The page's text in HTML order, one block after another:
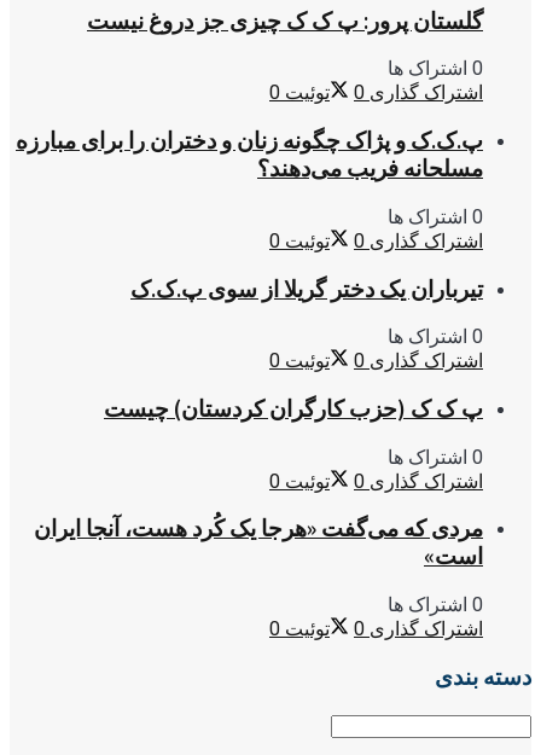
گلستان پرور: پ ک ک چیزی جز دروغ نیست
0 اشتراک ها
اشتراک گذاری 0 توئیت 0
پ.ک.ک و پژاک چگونه زنان و دختران را برای مبارزه
مسلحانه فریب می‌دهند؟
0 اشتراک ها
اشتراک گذاری 0 توئیت 0
تیرباران یک دختر گریلا از سوی پ.ک.ک
0 اشتراک ها
اشتراک گذاری 0 توئیت 0
پ ک ک (حزب کارگران کردستان) چیست
0 اشتراک ها
اشتراک گذاری 0 توئیت 0
مردی که می‌گفت «هرجا یک کُرد هست، آنجا ایران
است»
0 اشتراک ها
اشتراک گذاری 0 توئیت 0
دسته بندی
دسته